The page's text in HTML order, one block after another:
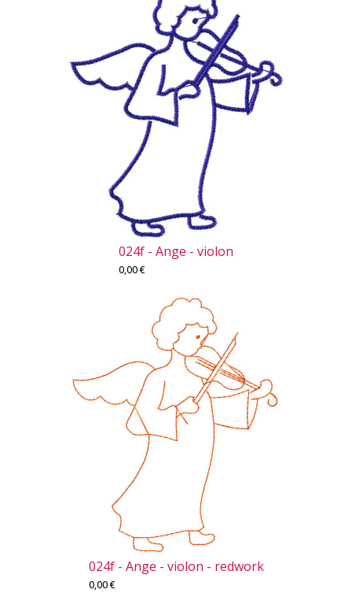
024f - Ange - violon
0,00€
024f - Ange - violon - redwork
0,00€